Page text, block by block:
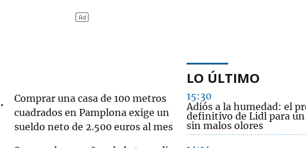
Comprar una casa de 100 metros
cuadrados en Pamplona exige un
sueldo neto de 2.500 euros al mes
LO ÚLTIMO
15:30
Adiós a la humedad: el
definitivo de Lidl para
sin malos olores